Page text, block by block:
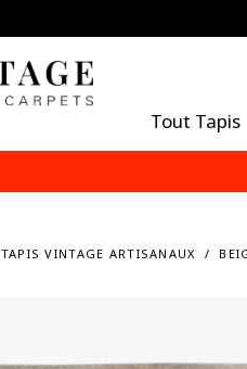
Tout Tapis
TAPIS VINTAGE ARTISANAUX